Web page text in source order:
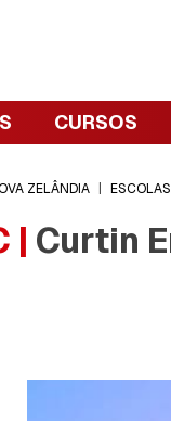
CURSOS
ZELÂNDIA ESCOLAS
| Curtin